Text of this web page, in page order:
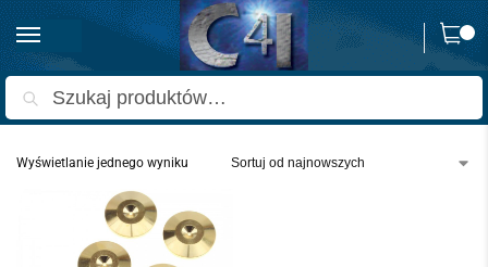
0
Strona główna Produkty oznaczone “kolce do głośników”
Wyświetlanie jednego wyniku